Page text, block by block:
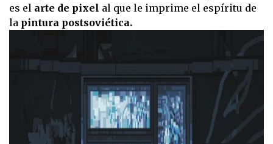
es el arte de pixel al que le imprime el espíritu de
la pintura postsoviética.